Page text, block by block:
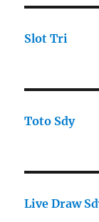
Slot Tri
Toto Sdy
Live Draw